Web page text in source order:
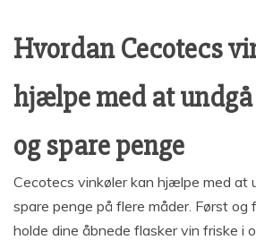
Hvordan Cecotecs
hjælpe med at
og spare penge
Cecotecs vinkøler kan hjælpe med at
spare penge på flere måder. Først og
holde dine åbnede flasker vin friske i